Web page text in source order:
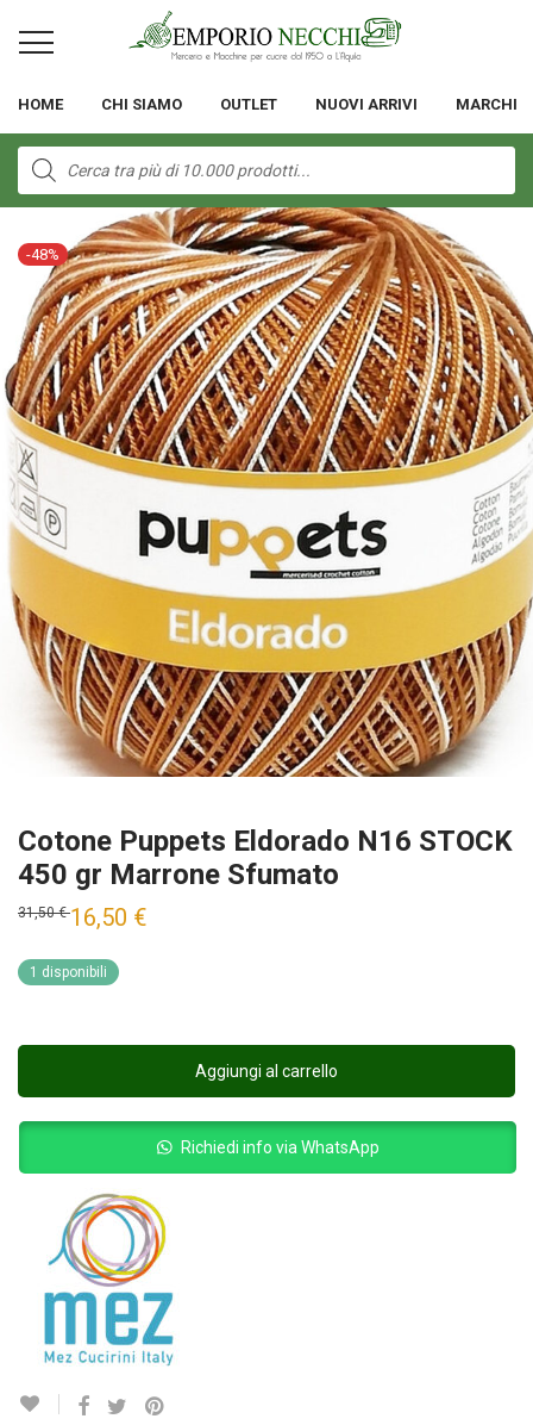
HOME CHI SIAMO OUTLET NUOVI ARRIVI MARCHI
Products
search
-48%
Cotone Puppets Eldorado N16 STOCK
450 gr Marrone Sfumato
31,50€ 16,50 €
1 disponibili
Aggiungi al carrello
Richiedi info via WhatsApp